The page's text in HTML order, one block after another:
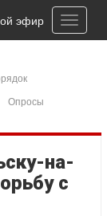
Toggle
эфир
Опросы
на-
с